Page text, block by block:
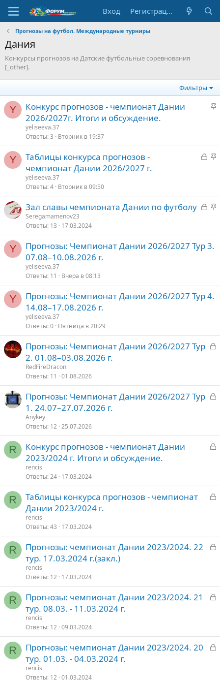
Вход Регистрация
Прогнозы на футбол. Международные турниры
Дания
Конкурсы прогнозов на Датские футбольные соревнования
[_other].
Фильтры
Y
З
е
п
о
Конкурс прогнозов - чемпионат Дании
2026/2027г. Итоги и обсуждение.
yeliseeva.37
Ответы 3 Вторник в 19:37
Y
З
ы
т
З
е
п
н
Таблицы конкурса прогнозов -
чемпионат Дании 2026/2027 г.
yeliseeva.37
Ответы 4 Вторник в 09:50
З
р
ы
З
р
н
Зал славы чемпионата Дании по футболу
Seregamamenov23
Ответы 13 17.03.2024
Y
Прогнозы: Чемпионат Дании 2026/2027 Тур 3.
07.08–10.08.2026 г.
yeliseeva.37
Ответы 11 Вчера в 08:13
Y
Прогнозы: Чемпионат Дании 2026/2027 Тур 4.
14.08–17.08.2026 г.
yeliseeva.37
Ответы 0 Пятница в 20:29
З
т
Прогнозы: Чемпионат Дании 2026/2027 Тур
2. 01.08–03.08.2026 г.
RedFireDracon
Ответы 11 01.08.2026
З
т
Прогнозы: Чемпионат Дании 2026/2027 Тур
1. 24.07–27.07.2026 г.
Anykey
Ответы 12 25.07.2026
R
З
т
Конкурс прогнозов - чемпионат Дании
2023/2024 г. Итоги и обсуждение.
rencis
Ответы 24 17.03.2024
R
З
т
Таблицы конкурса прогнозов - чемпионат
Дании 2023/2024 г.
rencis
Ответы 43 17.03.2024
R
З
т
Прогнозы: чемпионат Дании 2023/2024. 22
тур. 17.03.2024 г.(закл.)
rencis
Ответы 12 17.03.2024
R
З
т
Прогнозы: чемпионат Дании 2023/2024. 21
тур. 08.03. - 11.03.2024 г.
rencis
Ответы 12 09.03.2024
R
З
Прогнозы: чемпионат Дании 2023/2024. 20
тур. 01.03. - 04.03.2024 г.
rencis
Ответы 12 01.03.2024